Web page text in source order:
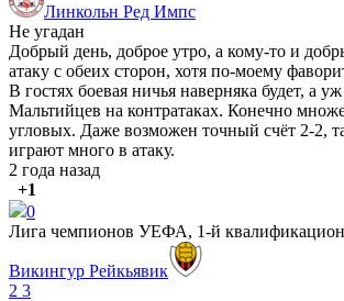
Линкольн Ред Импс
Не угадан
Добрый день, доброе утро, а кому-то и
атаку с обеих сторон, хотя по-моему
В гостях боевая ничья наверняка будет, а
Мальтийцев на контратаках. Конечно
угловых. Даже возможен точный счёт 2-2,
играют много в атаку.
2 года назад
+1
0
Лига чемпионов УЕФА, 1-й
Викингур Рейкьявик
2 3